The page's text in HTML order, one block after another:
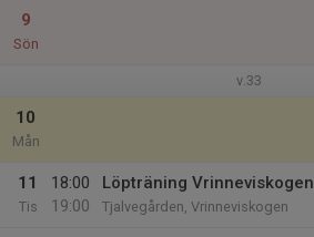
9
Sön
v.33
10
Mån
11
Tis
18:00
19:00
Löpträning Vrinneviskogen
Tjalvegården, Vrinneviskogen